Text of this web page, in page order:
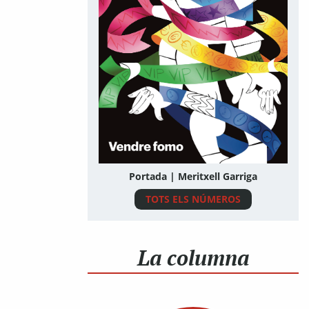
Portada | Meritxell Garriga
TOTS ELS NÚMEROS
La columna